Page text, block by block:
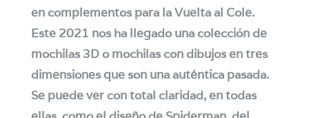
en complementos para la Vuelta al Cole.
Este 2021 nos ha llegado una colección de
mochilas 3D o mochilas con dibujos en tres
dimensiones que son una auténtica pasada.
Se puede ver con total claridad, en todas